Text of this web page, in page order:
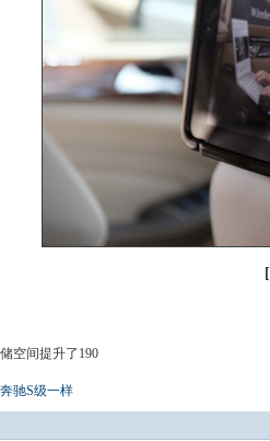
空间提升了190
驰S级一样